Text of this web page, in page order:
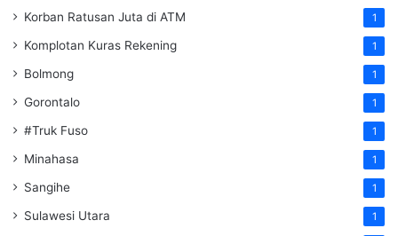
Korban Ratusan Juta di ATM 1
Komplotan Kuras Rekening 1
Bolmong 1
Gorontalo 1
#Truk Fuso 1
Minahasa 1
Sangihe 1
Sulawesi Utara 1